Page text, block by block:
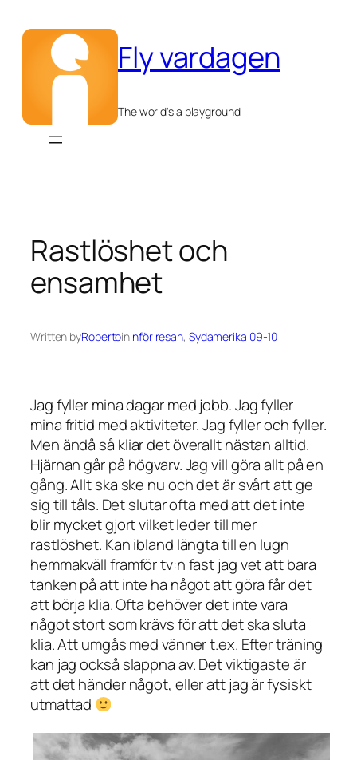
innehåll
Fly vardagen
The world's a playground
Rastlöshet och
ensamhet
Written byRobertoinInför resan, Sydamerika 09-10
Jag fyller mina dagar med jobb. Jag fyller
mina fritid med aktiviteter. Jag fyller och fyller.
Men ändå så kliar det överallt nästan alltid.
Hjärnan går på högvarv. Jag vill göra allt på en
gång. Allt ska ske nu och det är svårt att ge
sig till tåls. Det slutar ofta med att det inte
blir mycket gjort vilket leder till mer
rastlöshet. Kan ibland längta till en lugn
hemmakväll framför tv:n fast jag vet att bara
tanken på att inte ha något att göra får det
att börja klia. Ofta behöver det inte vara
något stort som krävs för att det ska sluta
klia. Att umgås med vänner t.ex. Efter träning
kan jag också slappna av. Det viktigaste är
att dethändernågot, eller att jag är fysiskt
utmattad